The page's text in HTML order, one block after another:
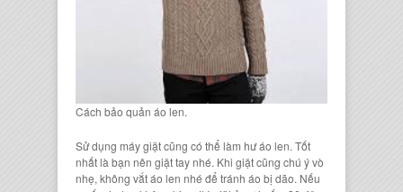
Cách bảo quản áo len.
Sử dụng máy giặtcũng có thể làm hư áo len. Tốt
nhất là bạn nên giặt tay nhé. Khi giặt cũng chú ý vò
nhẹ, không vắt áo len nhé để tránh áo bị dão. Nếu